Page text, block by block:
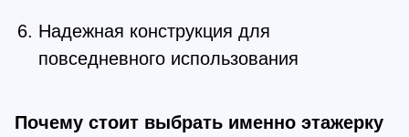
Надежная конструкция для
повседневного использования
Почему стоит выбрать именно этажерку